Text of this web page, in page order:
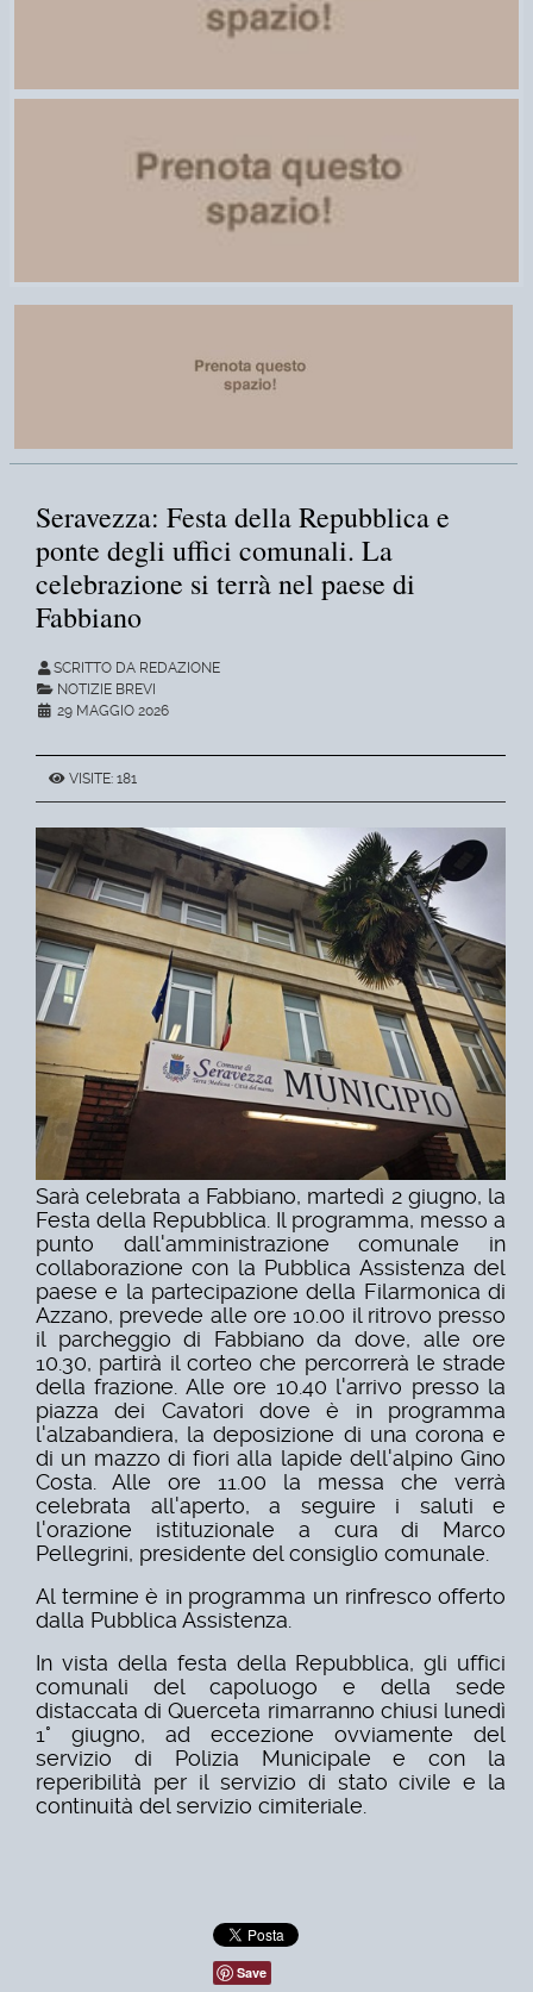
Seravezza: Festa della Repubblica e
ponte degli uffici comunali. La
celebrazione si terrà nel paese di
Fabbiano
SCRITTO DA REDAZIONE
NOTIZIE BREVI
29 MAGGIO 2026
VISITE: 181
Sarà celebrata a Fabbiano, martedì 2 giugno, la
Festa della Repubblica. Il programma, messo a
punto dall'amministrazione comunale in
collaborazione con la Pubblica Assistenza del
paese e la partecipazione della Filarmonica di
Azzano, prevede alle ore 10.00 il ritrovo presso
il parcheggio di Fabbiano da dove, alle ore
10.30, partirà il corteo che percorrerà le strade
della frazione. Alle ore 10.40 l'arrivo presso la
piazza dei Cavatori dove è in programma
l'alzabandiera, la deposizione di una corona e
di un mazzo di fiori alla lapide dell'alpino Gino
Costa. Alle ore 11.00 la messa che verrà
celebrata all'aperto, a seguire i saluti e
l'orazione istituzionale a cura di Marco
Pellegrini, presidente del consiglio comunale.
Al termine è in programma un rinfresco offerto
dalla Pubblica Assistenza.
In vista della festa della Repubblica, gli uffici
comunali del capoluogo e della sede
distaccata di Querceta rimarranno chiusi lunedì
1° giugno, ad eccezione ovviamente del
servizio di Polizia Municipale e con la
reperibilità per il servizio di stato civile e la
continuità del servizio cimiteriale.
Save